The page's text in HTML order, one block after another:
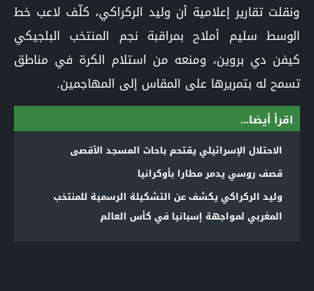
ونقلت تقارير إعلامية أن وليد الركراكي، كلّف لاعب خط
الوسط سليم أملاح بمراقبة نجم المنتخب البلجيكي
كيفن دي بروين، ومنعه من استلام الكرة في مناطق
تسمح له بتمريرها على المقاس إلى المهاجمين.
اقرأ أيضا...
الاحتلال الإسرائيلي يقتحم باحات المسجد الأقصى
قصف روسي يدمر مطارا بأوكرانيا
وليد الركراكي يكشف عن التشكيلة الرسمية للمنتخب
المغربي لمواجهة إسبانيا في كأس العالم